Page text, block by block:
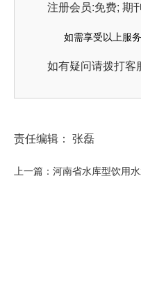
注册会员:免费; 期
如需享受以上服务
如有疑问请拨打客
责任编辑： 张磊
上一篇：河南省水库型饮用